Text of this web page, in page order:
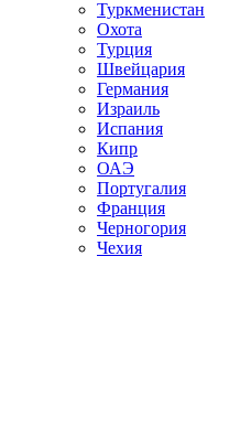
Туркменистан
Охота
Турция
Швейцария
Германия
Израиль
Испания
Кипр
ОАЭ
Португалия
Франция
Черногория
Чехия